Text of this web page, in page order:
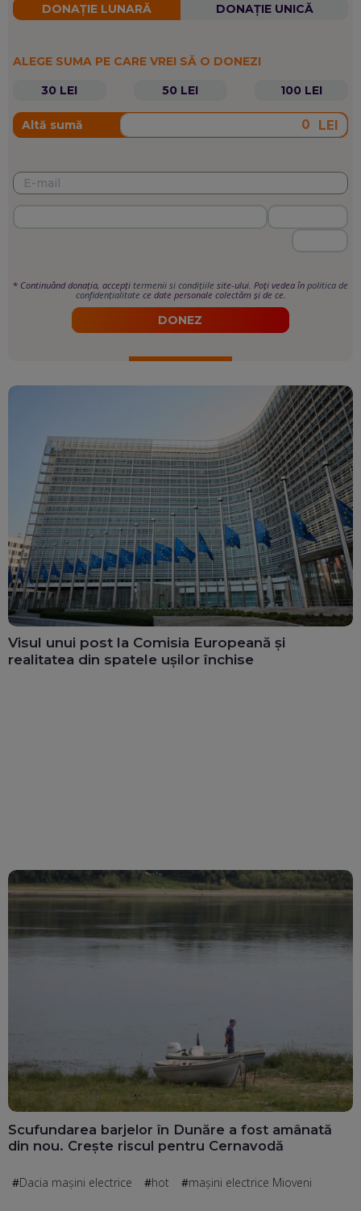
DONAȚIE LUNARĂ DONAȚIE UNICĂ
ALEGE SUMA PE CARE VREI SĂ O DONEZI
30 LEI
50 LEI 100 LEI
Altă sumă LEI
* Continuând donația, accepți termenii si condițiile site-ului. Poți vedea în politica de
confidențialitate ce date personale colectăm și de ce.
DONEZ
Visul unui post la Comisia Europeană și
realitatea din spatele ușilor închise
Scufundarea barjelor în Dunăre a fost amânată
din nou. Crește riscul pentru Cernavodă
Dacia mașini electrice hot mașini electrice Mioveni